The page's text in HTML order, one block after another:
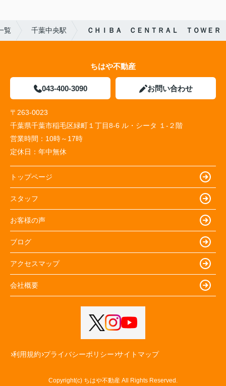
覧 千葉中央駅 ＣＨＩＢＡ ＣＥＮＴＲＡＬ ＴＯＷＥＲ
ちはや不動産
043-400-3090 お問い合わせ
〒263-0023
千葉県千葉市稲毛区緑町１丁目8-6 ル・シータ １-２階
営業時間： 10時～17時
定休日： 年中無休
トップページ
スタッフ
お客様の声
ブログ
アクセスマップ
会社概要
利用規約 プライバシーポリシー サイトマップ
Copyright(c) ちはや不動産 All Rights Reserved.